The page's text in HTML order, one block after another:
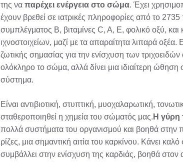
της να παρέχει ενέργεια στο σώμα. Έχει
έχουν βρεθεί σε ιατρικές πληροφορίες από το
συμπλέγματος B, βιταμίνες C, A, E, φολικό οξύ, και
ιχνοστοιχείων, μαζί με τα απαραίτητα λιπαρά οξέα.
ζωτικής σημασίας για την ενίσχυση των
ολόκληρο το σώμα, αλλά δίνει μια ιδιαίτερη
σύστημα.
Είναι αντιβιοτική, στυπτική, μυοχαλαρωτική,
σταθεροποιηθεί η χημεία του σώματός μας. Η γύρη
πολλά συστήματα του οργανισμού και βοηθά στην
ρίζες, μια σημαντική αιτία του καρκίνου. Κάνει
συμβάλλει στην ενίσχυση της καρδιάς, βοηθά στον